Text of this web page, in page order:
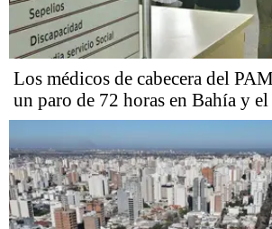
Los médicos de cabecera del
un paro de 72 horas en Bahía y